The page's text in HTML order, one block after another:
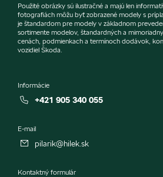
Použité obrázky sú ilustračné a majú len
fotografiách môžu byť zobrazené modely s
je štandardom pre modely v základnom
sortimente modelov, štandardných a
cenách, podmienkach a termínoch dodávok,
vozidiel Škoda.
Informácie
+421 905 340 055
E-mail
pilarik@hilek.sk
Kontaktný formulár